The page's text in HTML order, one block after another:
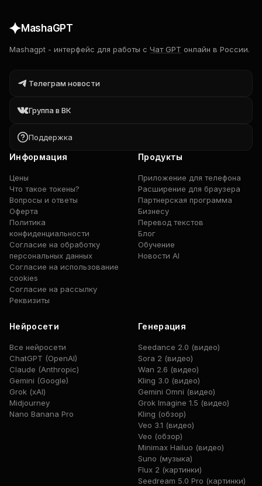
MashaGPT
Mashagpt - интерфейс для работы с Чат GPT онлайн в России.
Телеграм новости
Группа в ВК
Поддержка
Информация
Цены
Что такое токены?
Вопросы и ответы
Оферта
Политика
конфиденциальности
Согласие на обработку
персональных данных
Согласие на использование
cookies
Согласие на рассылку
Реквизиты
Продукты
Приложение для телефона
Расширение для браузера
Партнерская программа
Бизнесу
Перевод текстов
Блог
Обучение
Новости AI
Нейросети
Все нейросети
ChatGPT (OpenAI)
Claude (Anthropic)
Gemini (Google)
Grok (xAI)
Midjourney
Nano Banana Pro
Генерация
Seedance 2.0 (видео)
Sora 2 (видео)
Wan 2.6 (видео)
Kling 3.0 (видео)
Gemini Omni (видео)
Grok Imagine 1.5 (видео)
Kling (обзор)
Veo 3.1 (видео)
Veo (обзор)
Minimax Hailuo (видео)
Suno (музыка)
Flux 2 (картинки)
Seedream 5.0 Pro (картинки)